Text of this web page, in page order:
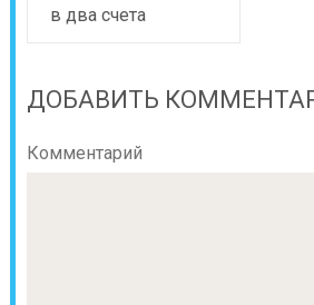
в два счета
ДОБАВИТЬ
Комментарий